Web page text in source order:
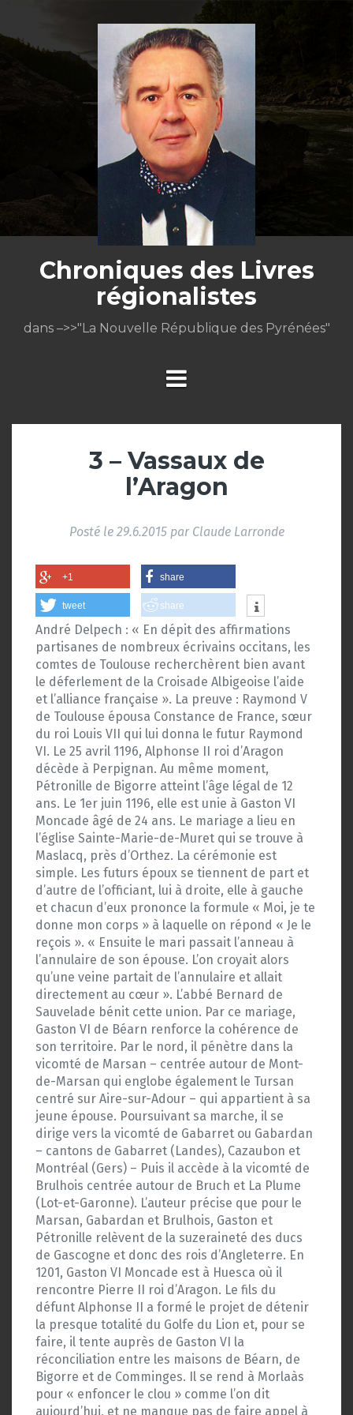
contenu
Chroniques des Livres
régionalistes
dans –>>"La Nouvelle République des Pyrénées"
3 – Vassaux de
l’Aragon
Posté le 29.6.2015par Claude Larronde
+1 share
tweet share
André Delpech : « En dépit des affirmations
partisanes de nombreux écrivains occitans, les
comtes de Toulouse recherchèrent bien avant
le déferlement de la Croisade Albigeoise l’aide
et l’alliance française ». La preuve : Raymond V
de Toulouse épousa Constance de France, sœur
du roi Louis VII qui lui donna le futur Raymond
VI. Le 25 avril 1196, Alphonse II roi d’Aragon
décède à Perpignan. Au même moment,
Pétronille de Bigorre atteint l’âge légal de 12
ans. Le 1er juin 1196, elle est unie à Gaston VI
Moncade âgé de 24 ans. Le mariage a lieu en
l’église Sainte-Marie-de-Muret qui se trouve à
Maslacq, près d’Orthez. La cérémonie est
simple. Les futurs époux se tiennent de part et
d’autre de l’officiant, lui à droite, elle à gauche
et chacun d’eux prononce la formule « Moi, je te
donne mon corps » à laquelle on répond « Je le
reçois ». « Ensuite le mari passait l’anneau à
l’annulaire de son épouse. L’on croyait alors
qu’une veine partait de l’annulaire et allait
directement au cœur ». L’abbé Bernard de
Sauvelade bénit cette union. Par ce mariage,
Gaston VI de Béarn renforce la cohérence de
son territoire. Par le nord, il pénètre dans la
vicomté de Marsan – centrée autour de Mont-
de-Marsan qui englobe également le Tursan
centré sur Aire-sur-Adour – qui appartient à sa
jeune épouse. Poursuivant sa marche, il se
dirige vers la vicomté de Gabarret ou Gabardan
– cantons de Gabarret (Landes), Cazaubon et
Montréal (Gers) – Puis il accède à la vicomté de
Brulhois centrée autour de Bruch et La Plume
(Lot-et-Garonne). L’auteur précise que pour le
Marsan, Gabardan et Brulhois, Gaston et
Pétronille relèvent de la suzeraineté des ducs
de Gascogne et donc des rois d’Angleterre. En
1201, Gaston VI Moncade est à Huesca où il
rencontre Pierre II roi d’Aragon. Le fils du
défunt Alphonse II a formé le projet de détenir
la presque totalité du Golfe du Lion et, pour se
faire, il tente auprès de Gaston VI la
réconciliation entre les maisons de Béarn, de
Bigorre et de Comminges. Il se rend à Morlaàs
pour « enfoncer le clou » comme l’on dit
aujourd’hui, et ne manque pas de faire appel à